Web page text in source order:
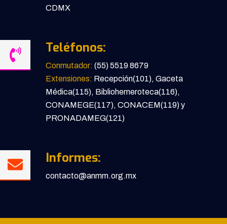
CDMX
Teléfonos:
Conmutador: (55) 5519 8679
Extensiones: Recepción(101), Gaceta
Médica(115), Bibliohemeroteca(116),
CONAMEGE(117), CONACEM(119) y
PRONADAMEG(121)
Informes:
contacto@anmm.org.mx